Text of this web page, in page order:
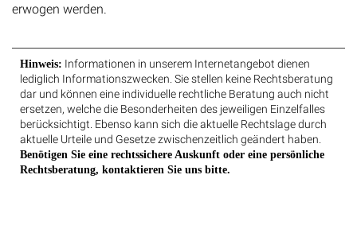
erwogen werden.
Hinweis: Informationen in unserem Internetangebot dienen
lediglich Informationszwecken. Sie stellen keine Rechtsberatung
dar und können eine individuelle rechtliche Beratung auch nicht
ersetzen, welche die Besonderheiten des jeweiligen Einzelfalles
berücksichtigt. Ebenso kann sich die aktuelle Rechtslage durch
aktuelle Urteile und Gesetze zwischenzeitlich geändert haben.
Benötigen Sie eine rechtssichere Auskunft oder eine persönliche
Rechtsberatung, kontaktieren Sie uns bitte.